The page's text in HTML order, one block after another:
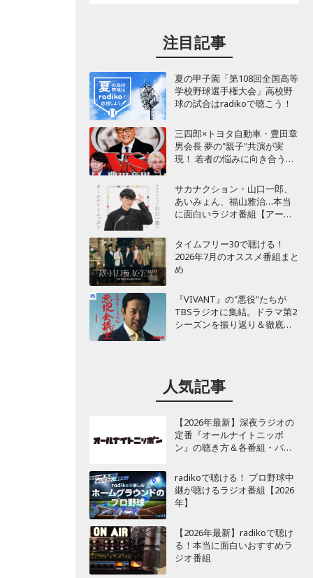
注目記事
夏の甲子園「第108回全国高等
学校野球選手権大会」高校野
球の試合はradikoで聴こう！
三四郎×トヨタ自動車・豊田章
男会長 夢の"親子"共演が実
現！ 若者の悩みに向き合うポ
サカナクション・山口一郎、
あいみょん、福山雅治…本当
に面白いラジオ番組【アーテ
タイムフリー30で聴ける！
2026年7月のオススメ番組まと
め
『VIVANT』の"悪役"たちが
TBSラジオに集結。ドラマ第2
シーズンを振り返り＆徹底考
人気記事
【2026年最新】深夜ラジオの
定番『オールナイトニッポ
ン』の聴き方＆各番組・パー
radikoで聴ける！ プロ野球中
継が聴けるラジオ番組【2026
年】
【2026年最新】radikoで聴け
る！本当に面白いおすすめラ
ジオ番組